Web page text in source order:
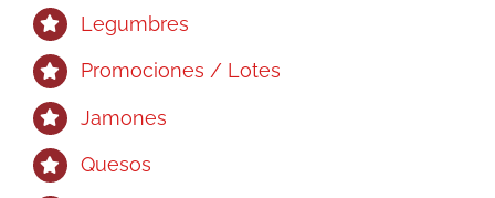
Legumbres
Promociones / Lotes
Jamones
Quesos